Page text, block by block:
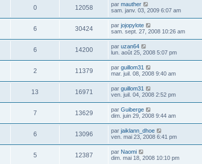
0 12058 par mauther
sam. janv. 03, 2009 6:07 am
6 30424 par jojopylote
sam. sept. 27, 2008 10:26 am
6 14200 par uzan64
lun. août 25, 2008 5:07 pm
2 11379 par guillom31
mar. juil. 08, 2008 9:40 am
13 16971 par guillom31
ven. juil. 04, 2008 2:52 pm
7 13629 par Guiberge
dim. juin 29, 2008 9:44 am
6 13096 par jaiklann_dhoe
ven. mai 23, 2008 6:41 pm
5 12387 par Naomi
dim. mai 18, 2008 10:10 pm